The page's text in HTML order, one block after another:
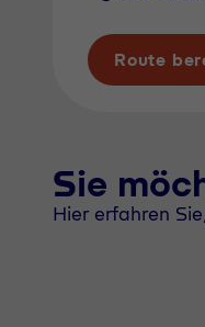
Route
Sie
Hier erfahren